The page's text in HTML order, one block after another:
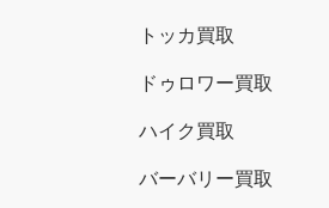
トッカ買取
ドゥロワー買取
ハイク買取
バーバリー買取